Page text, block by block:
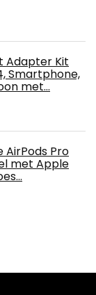
Adapter Kit
Smartphone,
met…
AirPods Pro
met Apple